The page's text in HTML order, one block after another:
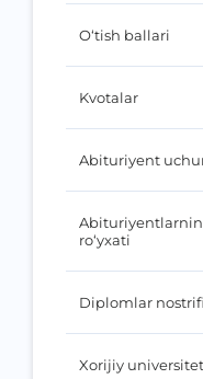
O‘tish ballari
Kvotalar
Abituriyent
ro‘yxati
Diplomlar
Xorijiy